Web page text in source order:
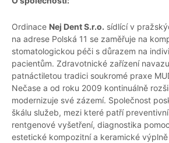
Ordinace Nej Dent S.r.o. sídlící v
na adrese Polská 11 se zaměřuje na
stomatologickou péči s důrazem na
pacientům. Zdravotnické zařízení
patnáctiletou tradici soukromé praxe
Nečase a od roku 2009 kontinuálně
modernizuje své zázemí. Společnost
škálu služeb, mezi které patří
rentgenové vyšetření, diagnostika
estetické kompozitní a keramické